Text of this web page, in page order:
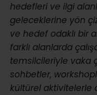
hedefleri ve ilgi
geleceklerine yön
ve hedef odaklı bir
farklı alanlarda
temsilcileriyle vaka
sohbetler,
kültürel aktivitelerle